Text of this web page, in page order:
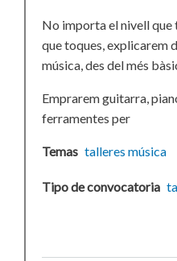
No importa el nivell que
que toques, explicarem
música, des del més
Emprarem guitarra,
ferramentes per
Temas talleres música
Tipo de convocatoria